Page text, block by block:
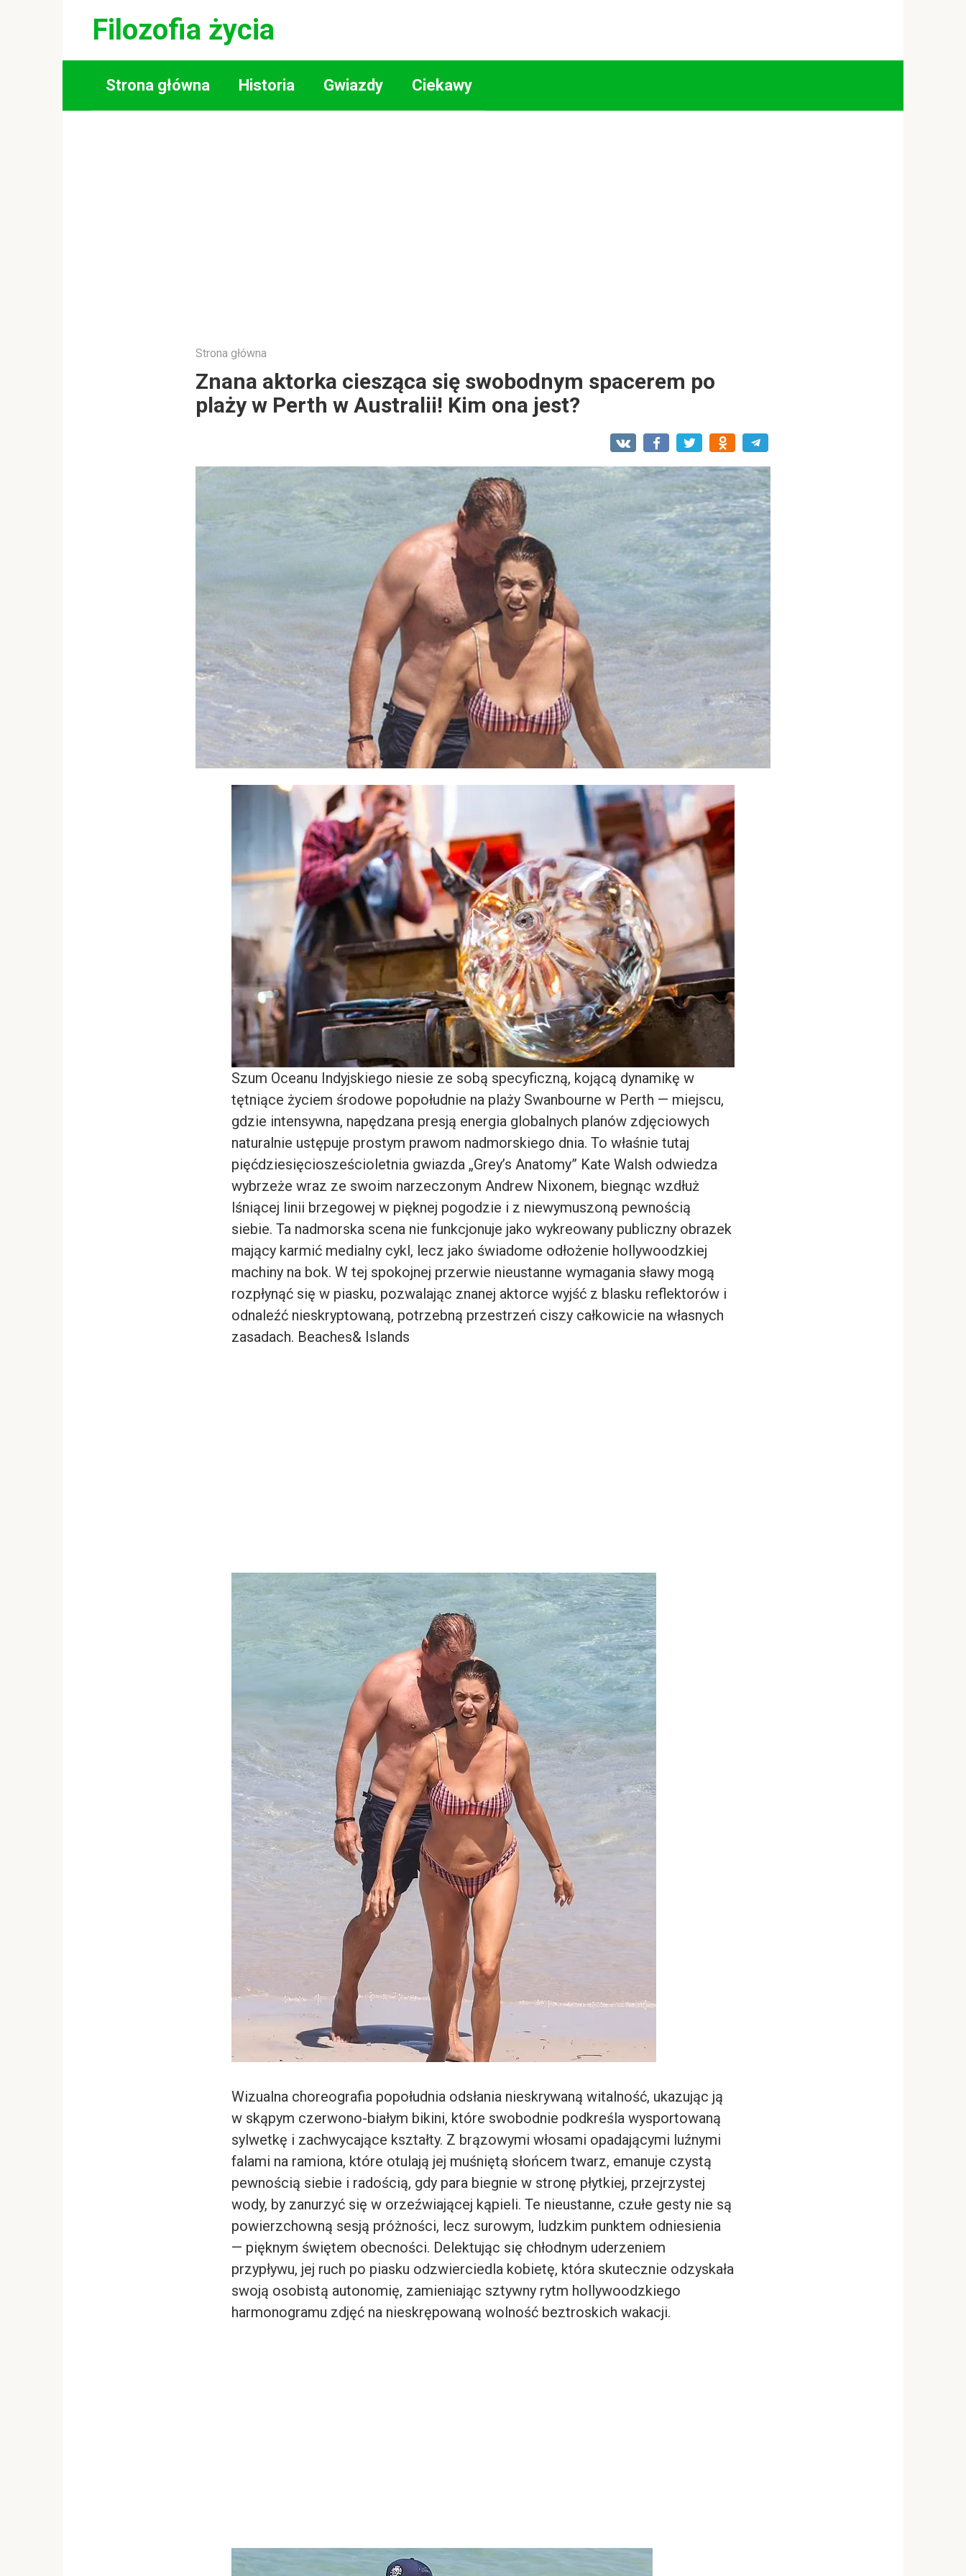
Filozofia życia
Strona główna Historia Gwiazdy Ciekawy
Strona główna
Znana aktorka ciesząca się swobodnym spacerem po
plaży w Perth w Australii! Kim ona jest?
Szum Oceanu Indyjskiego niesie ze sobą specyficzną, kojącą dynamikę w
tętniące życiem środowe popołudnie na plaży Swanbourne w Perth — miejscu,
gdzie intensywna, napędzana presją energia globalnych planów zdjęciowych
naturalnie ustępuje prostym prawom nadmorskiego dnia. To właśnie tutaj
pięćdziesięciosześcioletnia gwiazda „Grey’s Anatomy” Kate Walsh odwiedza
wybrzeże wraz ze swoim narzeczonym Andrew Nixonem, biegnąc wzdłuż
lśniącej linii brzegowej w pięknej pogodzie i z niewymuszoną pewnością
siebie. Ta nadmorska scena nie funkcjonuje jako wykreowany publiczny obrazek
mający karmić medialny cykl, lecz jako świadome odłożenie hollywoodzkiej
machiny na bok. W tej spokojnej przerwie nieustanne wymagania sławy mogą
rozpłynąć się w piasku, pozwalając znanej aktorce wyjść z blasku reflektorów i
odnaleźć nieskryptowaną, potrzebną przestrzeń ciszy całkowicie na własnych
zasadach. Beaches& Islands
Wizualna choreografia popołudnia odsłania nieskrywaną witalność, ukazując ją
w skąpym czerwono-białym bikini, które swobodnie podkreśla wysportowaną
sylwetkę i zachwycające kształty. Z brązowymi włosami opadającymi luźnymi
falami na ramiona, które otulają jej muśniętą słońcem twarz, emanuje czystą
pewnością siebie i radością, gdy para biegnie w stronę płytkiej, przejrzystej
wody, by zanurzyć się w orzeźwiającej kąpieli. Te nieustanne, czułe gesty nie są
powierzchowną sesją próżności, lecz surowym, ludzkim punktem odniesienia
— pięknym świętem obecności. Delektując się chłodnym uderzeniem
przypływu, jej ruch po piasku odzwierciedla kobietę, która skutecznie odzyskała
swoją osobistą autonomię, zamieniając sztywny rytm hollywoodzkiego
harmonogramu zdjęć na nieskrępowaną wolność beztroskich wakacji.